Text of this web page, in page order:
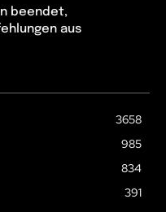
beendet,
aus
3658
985
834
391